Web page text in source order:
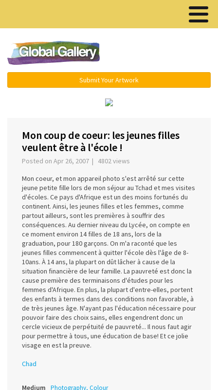
Submit Your Artwork
Mon coup de coeur: les jeunes filles
veulent être à l'école !
Posted on Apr 26, 2007 | 4802 views
Mon coeur, et mon appareil photo s'est arrêté sur cette
jeune petite fille lors de mon séjour au Tchad et mes visites
d'écoles. Ce pays d'Afrique est un des moins fortunés du
continent. Ainsi, les jeunes filles et les femmes, comme
partout ailleurs, sont les premières à souffrir des
conséquences. Au dernier niveau du Lycée, on compte en
ce moment environ 14 filles de 18 ans, lors de la
graduation, pour 180 garçons. On m'a raconté que les
jeunes filles commencent à quitter l'école dès l'âge de 8-
10ans. À 14 ans, la plupart on dût lâcher à cause de la
situation financière de leur famille. La pauvreté est donc la
cause première des terminaisons d'études pour les
femmes d'Afrique. En plus, la plupart d'entre-elles, portent
des enfants à termes dans des conditions non favorable, à
de très jeunes âge. N'ayant pas l'éducation nécessaire pour
pouvoir faire des choix sains, elles engendrent donc un
cercle vicieux de perpétuité de pauvreté... Il nous faut agir
pour permettre à tous, une éducation de base! Et ce jolie
visage en est la preuve.
Chad
Medium Photography, Colour